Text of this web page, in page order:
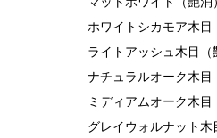
ホワイトシカモア木目
ライトアッシュ木目（
ナチュラルオーク木目
ミディアムオーク木目
グレイウォルナット木